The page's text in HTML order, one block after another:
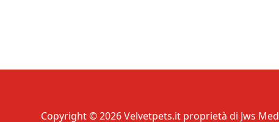
Copyright © 2026 Velvetpets.it proprietà di Jws